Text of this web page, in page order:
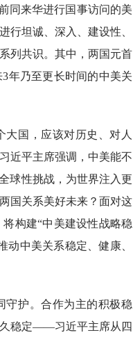
同来华进行国事访问的美
行坦诚、深入、建设性、
列共识。其中，两国元首
年乃至更长时间的中美关
国，应该对历史、对人
近平主席强调，中美能不
球性挑战，为世界注入更
国关系美好未来？面对这
构建“中美建设性战略稳
动中美关系稳定、健康、
守护。合作为主的积极稳
久稳定——习近平主席从四